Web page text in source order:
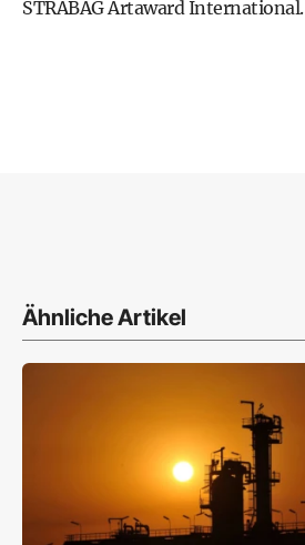
STRABAG Artaward International.
Ähnliche Artikel